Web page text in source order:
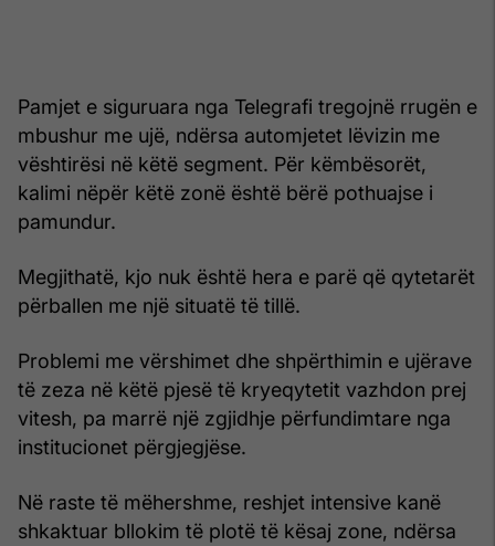
Pamjet e siguruara nga Telegrafi tregojnë rrugën e
mbushur me ujë, ndërsa automjetet lëvizin me
vështirësi në këtë segment. Për këmbësorët,
kalimi nëpër këtë zonë është bërë pothuajse i
pamundur.
Megjithatë, kjo nuk është hera e parë që qytetarët
përballen me një situatë të tillë.
Problemi me vërshimet dhe shpërthimin e ujërave
të zeza në këtë pjesë të kryeqytetit vazhdon prej
vitesh, pa marrë një zgjidhje përfundimtare nga
institucionet përgjegjëse.
Në raste të mëhershme, reshjet intensive kanë
shkaktuar bllokim të plotë të kësaj zone, ndërsa